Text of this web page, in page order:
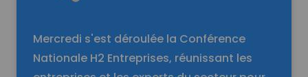
Mercredi s'est déroulée la Conférence
Nationale H2 Entreprises, réunissant les